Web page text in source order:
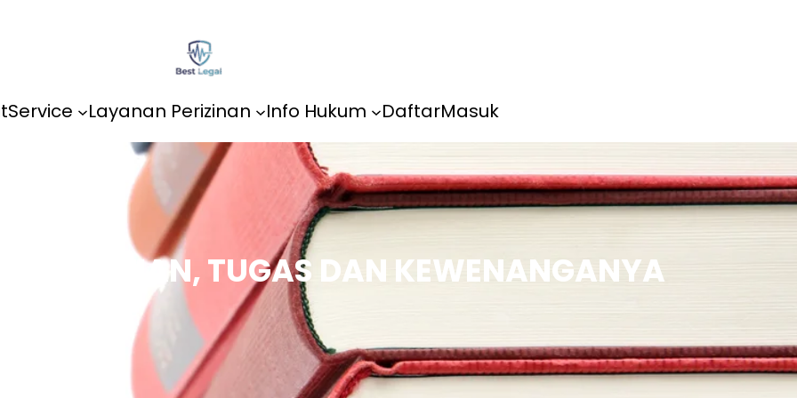
Service Layanan Perizinan Info Hukum DaftarMasuk
PENGERTIAN, TUGAS DAN KEWENANGANYA